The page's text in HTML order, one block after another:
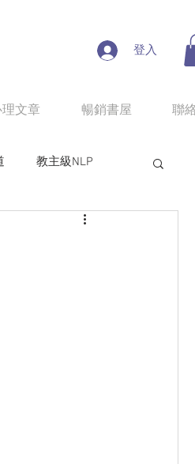
登入
文章 暢銷書屋 聯
教主級NLP